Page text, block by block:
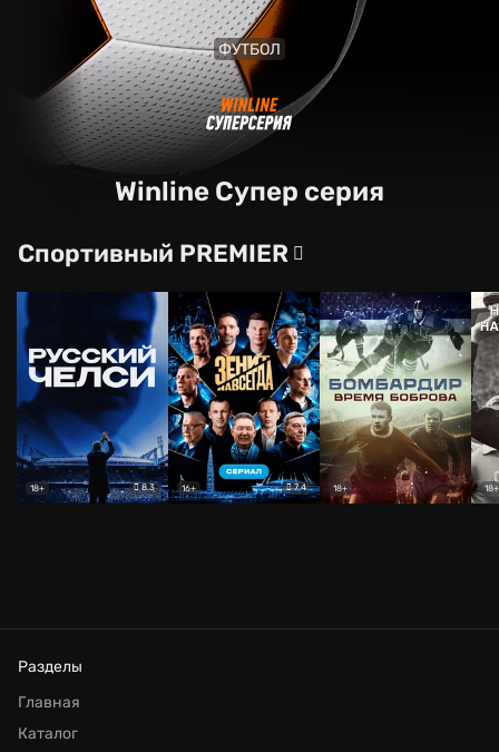
ФУТБОЛ
Winline Супер серия
Спортивный PREMIER
18+ 8.3 16+ 7.4 18+ 18+
Разделы
Главная
Каталог